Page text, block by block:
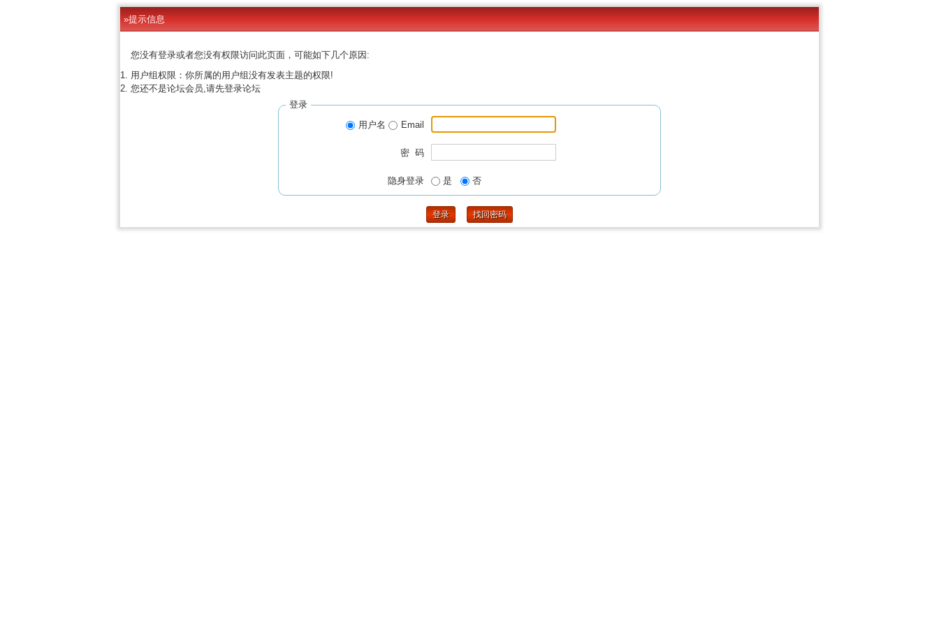
»提示信息
您没有登录或者您没有权限访问此页面，可能如下几个原因:
用户组权限：你所属的用户组没有发表主题的权限!
您还不是论坛会员,请先登录论坛
登录
用户名
Email
密 码
隐身登录 是 否